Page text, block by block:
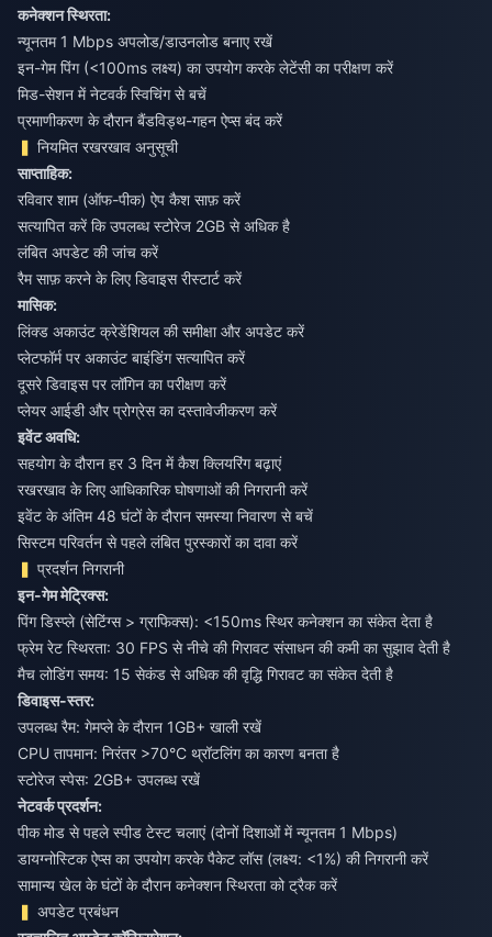
कनेक्शन स्थिरता:
न्यूनतम 1 Mbps अपलोड/डाउनलोड बनाए रखें
इन-गेम पिंग (<100ms लक्ष्य) का उपयोग करके लेटेंसी का परीक्षण करें
मिड-सेशन में नेटवर्क स्विचिंग से बचें
प्रमाणीकरण के दौरान बैंडविड्थ-गहन ऐप्स बंद करें
नियमित रखरखाव अनुसूची
साप्ताहिक:
रविवार शाम (ऑफ-पीक) ऐप कैश साफ़ करें
सत्यापित करें कि उपलब्ध स्टोरेज 2GB से अधिक है
लंबित अपडेट की जांच करें
रैम साफ़ करने के लिए डिवाइस रीस्टार्ट करें
मासिक:
लिंक्ड अकाउंट क्रेडेंशियल की समीक्षा और अपडेट करें
प्लेटफॉर्म पर अकाउंट बाइंडिंग सत्यापित करें
दूसरे डिवाइस पर लॉगिन का परीक्षण करें
प्लेयर आईडी और प्रोग्रेस का दस्तावेजीकरण करें
इवेंट अवधि:
सहयोग के दौरान हर 3 दिन में कैश क्लियरिंग बढ़ाएं
रखरखाव के लिए आधिकारिक घोषणाओं की निगरानी करें
इवेंट के अंतिम 48 घंटों के दौरान समस्या निवारण से बचें
सिस्टम परिवर्तन से पहले लंबित पुरस्कारों का दावा करें
प्रदर्शन निगरानी
इन-गेम मेट्रिक्स:
पिंग डिस्प्ले (सेटिंग्स > ग्राफिक्स): <150ms स्थिर कनेक्शन का संकेत देता है
फ्रेम रेट स्थिरता: 30 FPS से नीचे की गिरावट संसाधन की कमी का सुझाव देती है
मैच लोडिंग समय: 15 सेकंड से अधिक की वृद्धि गिरावट का संकेत देती है
डिवाइस-स्तर:
उपलब्ध रैम: गेमप्ले के दौरान 1GB+ खाली रखें
CPU तापमान: निरंतर >70°C थ्रॉटलिंग का कारण बनता है
स्टोरेज स्पेस: 2GB+ उपलब्ध रखें
नेटवर्क प्रदर्शन:
पीक मोड से पहले स्पीड टेस्ट चलाएं (दोनों दिशाओं में न्यूनतम 1 Mbps)
डायग्नोस्टिक ऐप्स का उपयोग करके पैकेट लॉस (लक्ष्य: <1%) की निगरानी करें
सामान्य खेल के घंटों के दौरान कनेक्शन स्थिरता को ट्रैक करें
अपडेट प्रबंधन